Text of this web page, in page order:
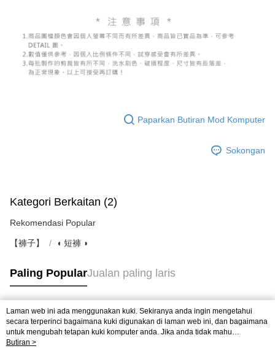
Paparkan Butiran Mod Komputer
Sokongan
Kategori Berkaitan (2)
Rekomendasi Popular
【褲子】 ◖ 短褲 ◗
Paling PopularJualan paling laris
Tag Popular
Laman web ini ada menggunakan kuki. Sekiranya anda ingin mengetahui
secara terperinci bagaimana kuki digunakan di laman web ini, dan bagaimana
untuk mengubah tetapan kuki komputer anda. Jika anda tidak mahu
menggunakan kuki di komputer anda, sila rujuk penerangan mengenai kuki.
Butiran >